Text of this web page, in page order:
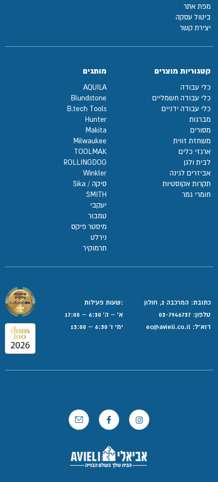
מפת אתר
ביטול עסקה
יצירת קשר
קטגוריות מוצרים
כלי עבודה
כלי עבודה חשמליים
כלי עבודה ידניים
מברגות
מסורים
משחזת זווית
ארגזי כלים
לבית ולגן
אביזרים לגינה
תקרות אקוסטיות
חומרי גמר
מותגים
AQUILA
Blundstone
B.tech Tools
Hunter
Makita
Milwaukee
TOOLMAK
ROLLINGDOG
Winkler
סיקה / Sika
SMITH
יעקבי
טמבור
מיסטר פיקס
נירלט
תרמוקיר
כתובת: המרכבה 2, חולון
טלפון: 03-7946737
דוא”ל:
:שעות פעילות
א' – ה' 6:30 – 17:00
ימי ו' 6:30 – 13:00